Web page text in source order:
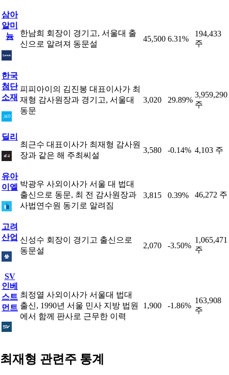
삼아
알미
늄
한남희 회장이 경기고, 서울대 출
신으로 알려져 동문설
45,500 6.31%
194,433
주
한국
첨단
소재
피피아이의 김진봉 대표이사가 최
재형 감사원장과 경기고, 서울대
동문
3,020 29.89%
3,959,290
주
딜리
최근수 대표이사가 최재형 감사원
장과 같은 해 주최씨설
3,580 -0.14% 4,103 주
유아
이엘 박광우 사외이사가 서울 대 법대
출신으로 동문, 최 전 감사원장과
사법연수원 동기로 알려짐
3,815 0.39% 46,272 주
고려
산업 신성수 회장이 경기고 출신으로
동문설
2,070 -3.50%
1,065,471
주
SV
인베
스트
먼트
최정열 사외이사가 서울대 법대
출신, 1990년 서울 민사 지방 법원
에서 함께 판사로 근무한 이력
1,900 -1.86%
163,908
주
최재형 관련주 통계